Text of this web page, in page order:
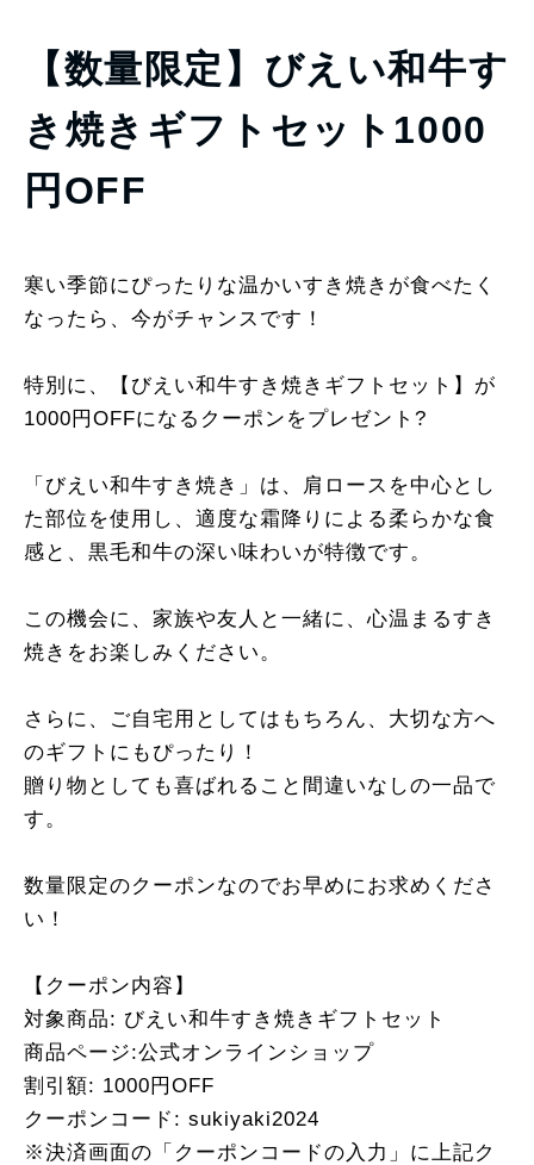
【数量限定】びえい和牛す
き焼きギフトセット1000
円OFF
寒い季節にぴったりな温かいすき焼きが食べたく
なったら、今がチャンスです！
特別に、【びえい和牛すき焼きギフトセット】が
1000円OFFになるクーポンをプレゼント?
「びえい和牛すき焼き」は、肩ロースを中心とし
た部位を使用し、適度な霜降りによる柔らかな食
感と、黒毛和牛の深い味わいが特徴です。
この機会に、家族や友人と一緒に、心温まるすき
焼きをお楽しみください。
さらに、ご自宅用としてはもちろん、大切な方へ
のギフトにもぴったり！
贈り物としても喜ばれること間違いなしの一品で
す。
数量限定のクーポンなのでお早めにお求めくださ
い！
【クーポン内容】
対象商品: びえい和牛すき焼きギフトセット
商品ページ:公式オンラインショップ
割引額: 1000円OFF
クーポンコード: sukiyaki2024
※決済画面の「クーポンコードの入力」に上記ク